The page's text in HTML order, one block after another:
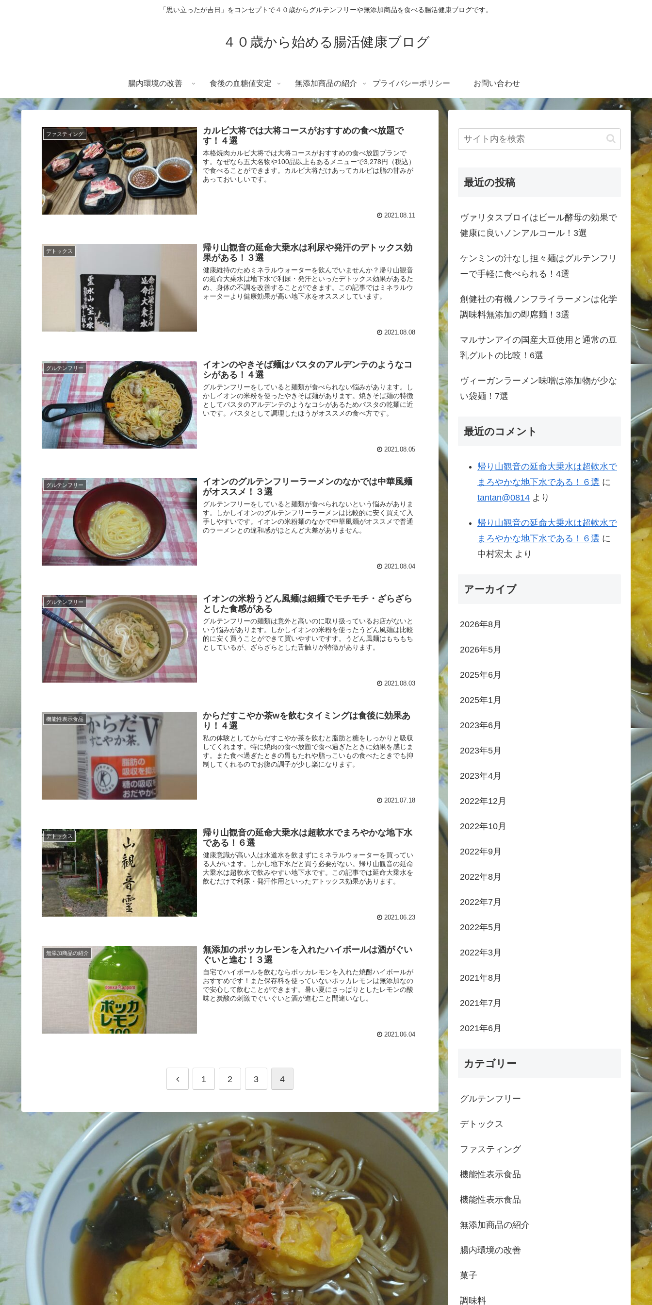
「思い立ったが吉日」をコンセプトで４０歳からグルテンフリーや無添加商品を食べる腸活健康ブログです。
４０歳から始める腸活健康ブログ
腸内環境の改善 食後の血糖値安定 無添加商品の紹介 プライバシーポリシー お問い合わせ
ファスティング
カルビ大将では大将コースがおすすめの食べ放題で
す！４選
本格焼肉カルビ大将では大将コースがおすすめの食べ放題プランで
す。なぜなら五大名物や100品以上もあるメニューで3,278円（税込）
で食べることができます。カルビ大将だけあってカルビは脂の甘みが
あっておいしいです。
2021.08.11
デトックス
帰り山観音の延命大乗水は利尿や発汗のデトックス効
果がある！３選
健康維持のためミネラルウォーターを飲んでいませんか？帰り山観音
の延命大乗水は地下水で利尿・発汗といったデトックス効果があるた
め、身体の不調を改善することができます。この記事ではミネラルウ
ォーターより健康効果が高い地下水をオススメしています。
2021.08.08
グルテンフリー
イオンのやきそば麺はパスタのアルデンテのようなコ
シがある！４選
グルテンフリーをしていると麺類が食べられない悩みがあります。し
かしイオンの米粉を使ったやきそば麺があります。焼きそば麺の特徴
としてパスタのアルデンテのようなコシがあるためパスタの乾麺に近
いです。パスタとして調理したほうがオススメの食べ方です。
2021.08.05
グルテンフリー
イオンのグルテンフリーラーメンのなかでは中華風麺
がオススメ！３選
グルテンフリーをしていると麺類が食べられないという悩みがありま
す。しかしイオンのグルテンフリーラーメンは比較的に安く買えて入
手しやすいです。イオンの米粉麺のなかで中華風麺がオススメで普通
のラーメンとの違和感がほとんど大差がありません。
2021.08.04
グルテンフリー
イオンの米粉うどん風麺は細麺でモチモチ・ざらざら
とした食感がある
グルテンフリーの麺類は意外と高いのに取り扱っているお店がないと
いう悩みがあります。しかしイオンの米粉を使ったうどん風麺は比較
的に安く買うことができて買いやすいですす。うどん風麺はもちもち
としているが、ざらざらとした舌触りが特徴があります。
2021.08.03
機能性表示食品
からだすこやか茶wを飲むタイミングは食後に効果あ
り！４選
私の体験としてからだすこやか茶を飲むと脂肪と糖をしっかりと吸収
してくれます。特に焼肉の食べ放題で食べ過ぎたときに効果を感じま
す。また食べ過ぎたときの胃もたれや脂っこいもの食べたときでも抑
制してくれるのでお腹の調子が少し楽になります。
2021.07.18
デトックス
帰り山観音の延命大乗水は超軟水でまろやかな地下水
である！６選
健康意識が高い人は水道水を飲まずにミネラルウォーターを買ってい
る人がいます。しかし地下水だと買う必要がない。帰り山観音の延命
大乗水は超軟水で飲みやすい地下水です。この記事では延命大乗水を
飲むだけで利尿・発汗作用といったデトックス効果があります。
2021.06.23
無添加商品の紹介
無添加のポッカレモンを入れたハイボールは酒がぐい
ぐいと進む！３選
自宅でハイボールを飲むならポッカレモンを入れた焼酎ハイボールが
おすすめです！また保存料を使っていないポッカレモンは無添加なの
で安心して飲むことができます。暑い夏にさっぱりとしたレモンの酸
味と炭酸の刺激でぐいぐいと酒が進むこと間違いなし。
2021.06.04
1 2 3 4
最近の投稿
ヴァリタスブロイはビール酵母の効果で
健康に良いノンアルコール！3選
ケンミンの汁なし担々麺はグルテンフリ
ーで手軽に食べられる！4選
創健社の有機ノンフライラーメンは化学
調味料無添加の即席麺！3選
マルサンアイの国産大豆使用と通常の豆
乳グルトの比較！6選
ヴィーガンラーメン味噌は添加物が少な
い袋麺！7選
最近のコメント
帰り山観音の延命大乗水は超軟水で
まろやかな地下水である！６選 に
tantan@0814 より
帰り山観音の延命大乗水は超軟水で
まろやかな地下水である！６選 に
中村宏太 より
アーカイブ
2026年8月
2026年5月
2025年6月
2025年1月
2023年6月
2023年5月
2023年4月
2022年12月
2022年10月
2022年9月
2022年8月
2022年7月
2022年5月
2022年3月
2021年8月
2021年7月
2021年6月
カテゴリー
グルテンフリー
デトックス
ファスティング
機能性表示食品
機能性表示食品
無添加商品の紹介
腸内環境の改善
菓子
調味料